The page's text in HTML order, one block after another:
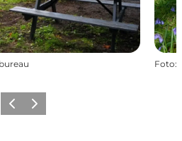
Foto:
ZurückWeiter